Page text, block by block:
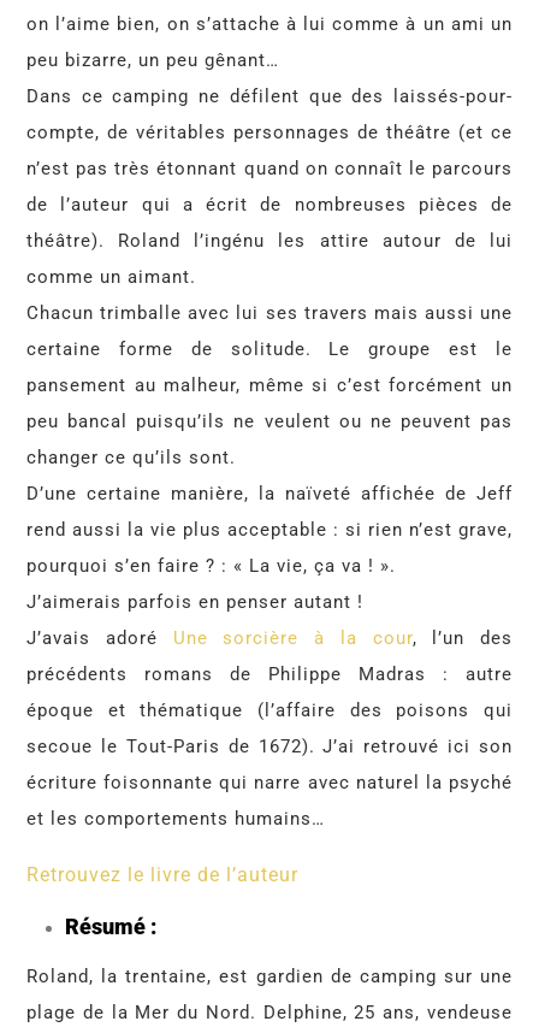
on l’aime bien, on s’attache à lui comme à un ami un
peu bizarre, un peu gênant…
Dans ce camping ne défilent que des laissés-pour-
compte, de véritables personnages de théâtre (et ce
n’est pas très étonnant quand on connaît le parcours
de l’auteur qui a écrit de nombreuses pièces de
théâtre). Roland l’ingénu les attire autour de lui
comme un aimant.
Chacun trimballe avec lui ses travers mais aussi une
certaine forme de solitude. Le groupe est le
pansement au malheur, même si c’est forcément un
peu bancal puisqu’ils ne veulent ou ne peuvent pas
changer ce qu’ils sont.
D’une certaine manière, la naïveté affichée de Jeff
rend aussi la vie plus acceptable : si rien n’est grave,
pourquoi s’en faire ? : « La vie, ça va ! ».
J’aimerais parfois en penser autant !
J’avais adoré Une sorcière à la cour, l’un des
précédents romans de Philippe Madras : autre
époque et thématique (l’affaire des poisons qui
secoue le Tout-Paris de 1672). J’ai retrouvé ici son
écriture foisonnante qui narre avec naturel la psyché
et les comportements humains…
Retrouvez le livre de l’auteur
Résumé :
Roland, la trentaine, est gardien de camping sur une
plage de la Mer du Nord. Delphine, 25 ans, vendeuse